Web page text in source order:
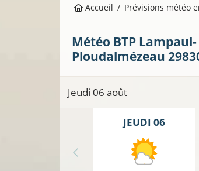
Accueil Prévisions météo
Météo BTP Lampaul-
Ploudalmézeau
Jeudi 06 août
JEUDI 06